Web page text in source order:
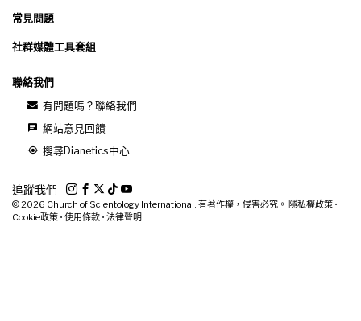
常見問題
社群媒體工具套組
聯絡我們
有問題嗎？聯絡我們
網站意見回饋
搜尋Dianetics中心
追蹤我們
© 2026 Church of Scientology International. 有著作權，侵害必究。 隱私權政策 •
Cookie政策 • 使用條款 • 法律聲明